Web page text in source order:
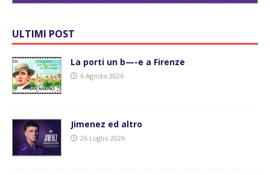
ULTIMI POST
La porti un b—-e a Firenze
6 Agosto 2026
Jimenez ed altro
26 Luglio 2026